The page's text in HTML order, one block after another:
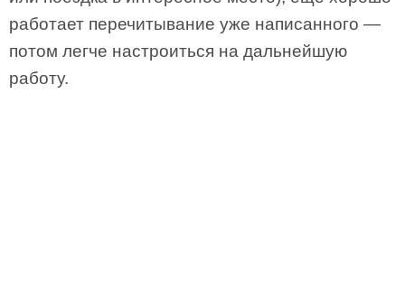
работает перечитывание уже написанного —
потом легче настроиться на дальнейшую
работу.